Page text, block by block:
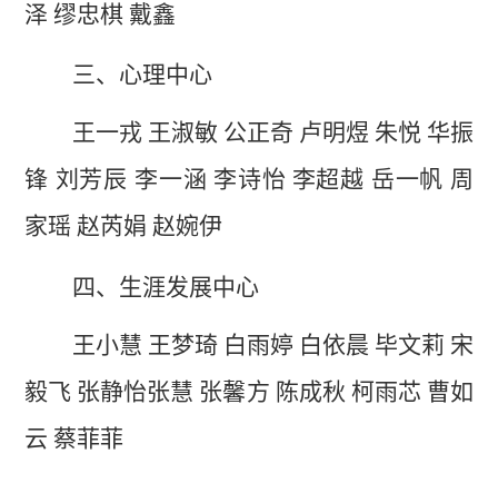
泽 缪忠棋 戴鑫
三、心理中心
王一戎 王淑敏 公正奇 卢明煜 朱悦 华振
锋 刘芳辰 李一涵 李诗怡 李超越 岳一帆 周
家瑶 赵芮娟 赵婉伊
四、生涯发展中心
王小慧 王梦琦 白雨婷 白依晨 毕文莉 宋
毅飞 张静怡张慧 张馨方 陈成秋 柯雨芯 曹如
云 蔡菲菲